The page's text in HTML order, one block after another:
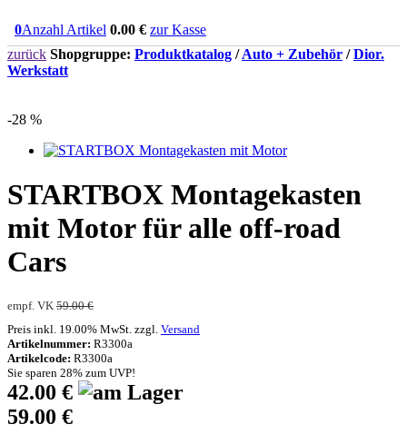
0Anzahl Artikel 0.00 € zur Kasse
zurück Shopgruppe: Produktkatalog /Auto + Zubehör /Dior.
Werkstatt
-28 %
STARTBOX Montagekasten
mit Motor für alle off-road
Cars
empf. VK 59.00 €
Preis inkl. 19.00% MwSt. zzgl. Versand
Artikelnummer: R3300a
Artikelcode: R3300a
Sie sparen 28% zum UVP!
42.00 €
59.00 €